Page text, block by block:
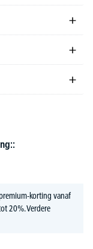
korting vanaf
20%.Verdere